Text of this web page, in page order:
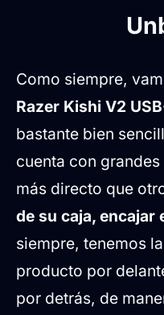
Como siempre,
Razer Kishi V2
bastante bien
cuenta con
más directo que
de su caja, encajar
siempre, tenemos
producto por
por detrás, de